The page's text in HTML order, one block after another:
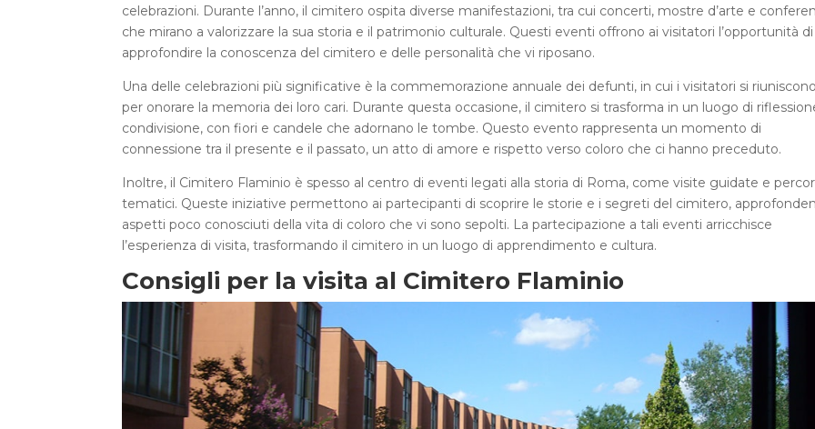
celebrazioni. Durante l’anno, il cimitero ospita diverse manifestazioni, tra cui concerti, mostre d’arte e
che mirano a valorizzare la sua storia e il patrimonio culturale. Questi eventi offrono ai visitatori l’opportunità di
approfondire la conoscenza del cimitero e delle personalità che vi riposano.
Una delle celebrazioni più significative è la commemorazione annuale dei defunti, in cui i visitatori si riuniscono
per onorare la memoria dei loro cari. Durante questa occasione, il cimitero si trasforma in un luogo di
condivisione, con fiori e candele che adornano le tombe. Questo evento rappresenta un momento di
connessione tra il presente e il passato, un atto di amore e rispetto verso coloro che ci hanno preceduto.
Inoltre, il Cimitero Flaminio è spesso al centro di eventi legati alla storia di Roma, come visite guidate e
tematici. Queste iniziative permettono ai partecipanti di scoprire le storie e i segreti del cimitero,
aspetti poco conosciuti della vita di coloro che vi sono sepolti. La partecipazione a tali eventi arricchisce
l’esperienza di visita, trasformando il cimitero in un luogo di apprendimento e cultura.
Consigli per la visita al Cimitero Flaminio